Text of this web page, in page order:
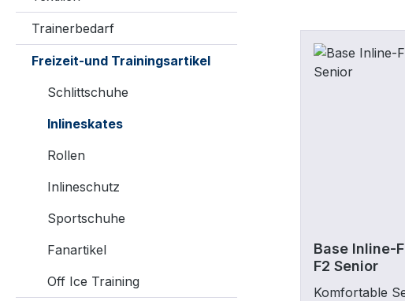
Trainerbedarf
Freizeit-und Trainingsartikel
Schlittschuhe
Inlineskates
Rollen
Inlineschutz
Sportschuhe
Fanartikel
Off Ice Training
Base Inline-
F2 Senior
Komfortable